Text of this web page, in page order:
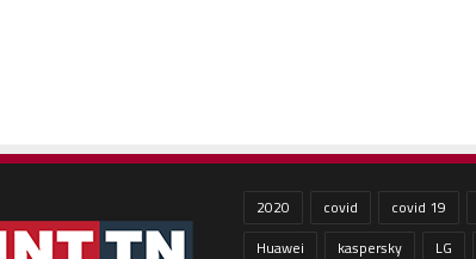
2020 covid covid 19
Huawei
kaspersky LG